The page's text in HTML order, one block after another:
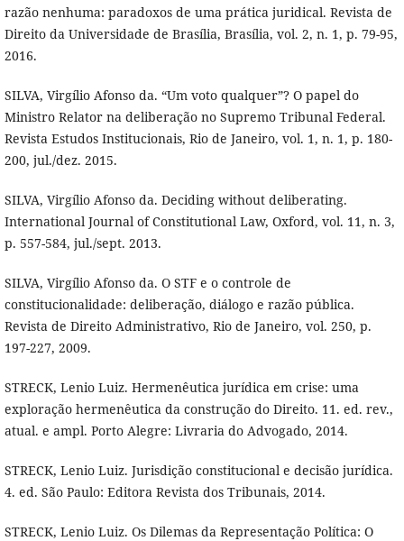
razão nenhuma: paradoxos de uma prática juridical. Revista de
Direito da Universidade de Brasília, Brasília, vol. 2, n. 1, p. 79-95,
2016.
SILVA, Virgílio Afonso da. “Um voto qualquer”? O papel do
Ministro Relator na deliberação no Supremo Tribunal Federal.
Revista Estudos Institucionais, Rio de Janeiro, vol. 1, n. 1, p. 180-
200, jul./dez. 2015.
SILVA, Virgílio Afonso da. Deciding without deliberating.
International Journal of Constitutional Law, Oxford, vol. 11, n. 3,
p. 557-584, jul./sept. 2013.
SILVA, Virgílio Afonso da. O STF e o controle de
constitucionalidade: deliberação, diálogo e razão pública.
Revista de Direito Administrativo, Rio de Janeiro, vol. 250, p.
197-227, 2009.
STRECK, Lenio Luiz. Hermenêutica jurídica em crise: uma
exploração hermenêutica da construção do Direito. 11. ed. rev.,
atual. e ampl. Porto Alegre: Livraria do Advogado, 2014.
STRECK, Lenio Luiz. Jurisdição constitucional e decisão jurídica.
4. ed. São Paulo: Editora Revista dos Tribunais, 2014.
STRECK, Lenio Luiz. Os Dilemas da Representação Política: O